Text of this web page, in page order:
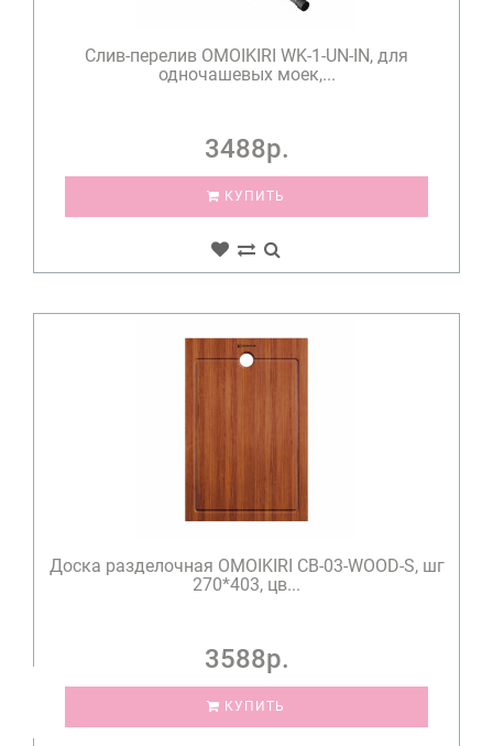
Слив-перелив OMOIKIRI WK-1-UN-IN, для
одночашевых моек,...
3488р.
КУПИТЬ
Доска разделочная OMOIKIRI CB-03-WOOD-S, шг
270*403, цв...
3588р.
КУПИТЬ